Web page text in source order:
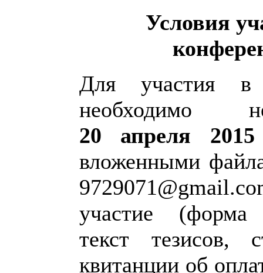
Условия
Для участия в
необходимо
20 апреля
вложенными
участие (форма
текст тезисов,
квитанции об